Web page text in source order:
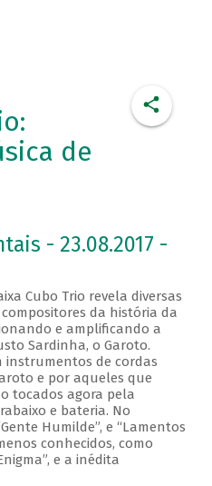
de
- 23.08.2017 -
Cubo Trio revela diversas
da história da
e amplificando a
Sardinha, o Garoto.
instrumentos de cordas
e por aqueles que
tocados agora pela
e bateria. No
Humilde”, e “Lamentos
conhecidos, como
e a inédita